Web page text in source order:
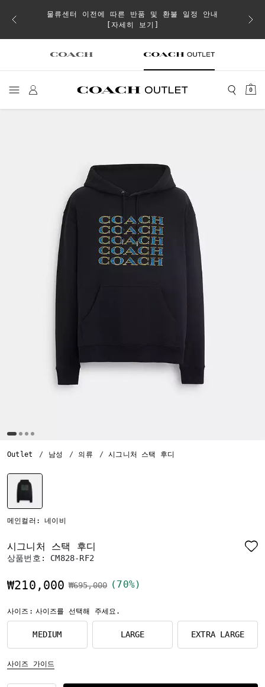
취소
물류센터 이전에 따른 반품 및 환불 일정 안내
[자세히 보기]
0
Outlet 남성 의류 시그니처 스택 후디
메인컬러: 네이비
시그니처 스택 후디
상품번호: CM828-RF2
₩210,000 가격 인하 전
₩695,000인하됨
(70%)
사이즈: 사이즈를 선택해 주세요.
MEDIUM LARGE EXTRA LARGE
사이즈 가이드